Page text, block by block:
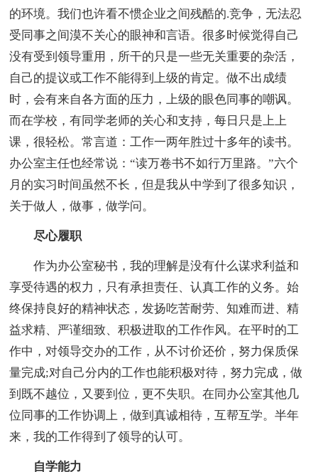
的环境。我们也许看不惯企业之间残酷的.竞争，无法忍
受同事之间漠不关心的眼神和言语。很多时候觉得自己
没有受到领导重用，所干的只是一些无关重要的杂活，
自己的提议或工作不能得到上级的肯定。做不出成绩
时，会有来自各方面的压力，上级的眼色同事的嘲讽。
而在学校，有同学老师的关心和支持，每日只是上上
课，很轻松。常言道：工作一两年胜过十多年的读书。
办公室主任也经常说：“读万卷书不如行万里路。”六个
月的实习时间虽然不长，但是我从中学到了很多知识，
关于做人，做事，做学问。
尽心履职
作为办公室秘书，我的理解是没有什么谋求利益和
享受待遇的权力，只有承担责任、认真工作的义务。始
终保持良好的精神状态，发扬吃苦耐劳、知难而进、精
益求精、严谨细致、积极进取的工作作风。在平时的工
作中，对领导交办的工作，从不讨价还价，努力保质保
量完成;对自己分内的工作也能积极对待，努力完成，做
到既不越位，又要到位，更不失职。在同办公室其他几
位同事的工作协调上，做到真诚相待，互帮互学。半年
来，我的工作得到了领导的认可。
自学能力